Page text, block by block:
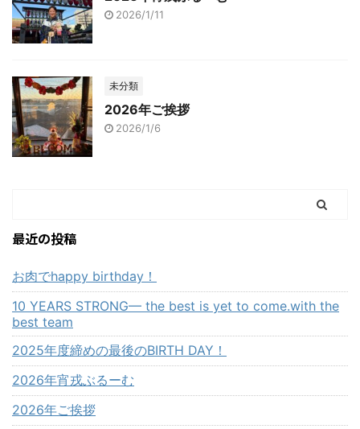
2026/1/11
未分類
2026年ご挨拶
2026/1/6
最近の投稿
お肉でhappy birthday！
10 YEARS STRONG— the best is yet to come.with the
best team
2025年度締めの最後のBIRTH DAY！
2026年宵戎ぶるーむ
2026年ご挨拶